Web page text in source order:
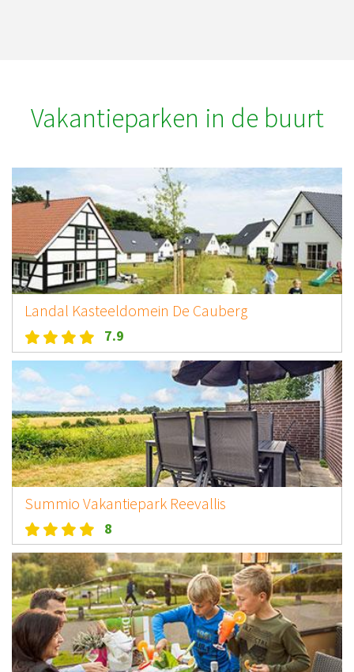
Vakantieparken in de buurt
Landal Kasteeldomein De Cauberg
7.9
Summio Vakantiepark Reevallis
8